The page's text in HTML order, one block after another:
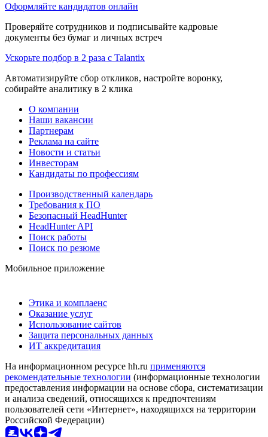
Оформляйте кандидатов онлайн
Проверяйте сотрудников и подписывайте кадровые
документы без бумаг и личных встреч
Ускорьте подбор в 2 раза с Talantix
Автоматизируйте сбор откликов, настройте воронку,
собирайте аналитику в 2 клика
О компании
Наши вакансии
Партнерам
Реклама на сайте
Новости и статьи
Инвесторам
Кандидаты по профессиям
Производственный календарь
Требования к ПО
Безопасный HeadHunter
HeadHunter API
Поиск работы
Поиск по резюме
Мобильное приложение
Этика и комплаенс
Оказание услуг
Использование сайтов
Защита персональных данных
ИТ аккредитация
На информационном ресурсе hh.ru применяются
рекомендательные технологии (информационные технологии
предоставления информации на основе сбора, систематизации
и анализа сведений, относящихся к предпочтениям
пользователей сети «Интернет», находящихся на территории
Российской Федерации)